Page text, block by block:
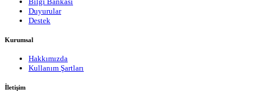
Duyurular
Destek
Kurumsal
Hakkımızda
Kullanım Şartları
İletişim